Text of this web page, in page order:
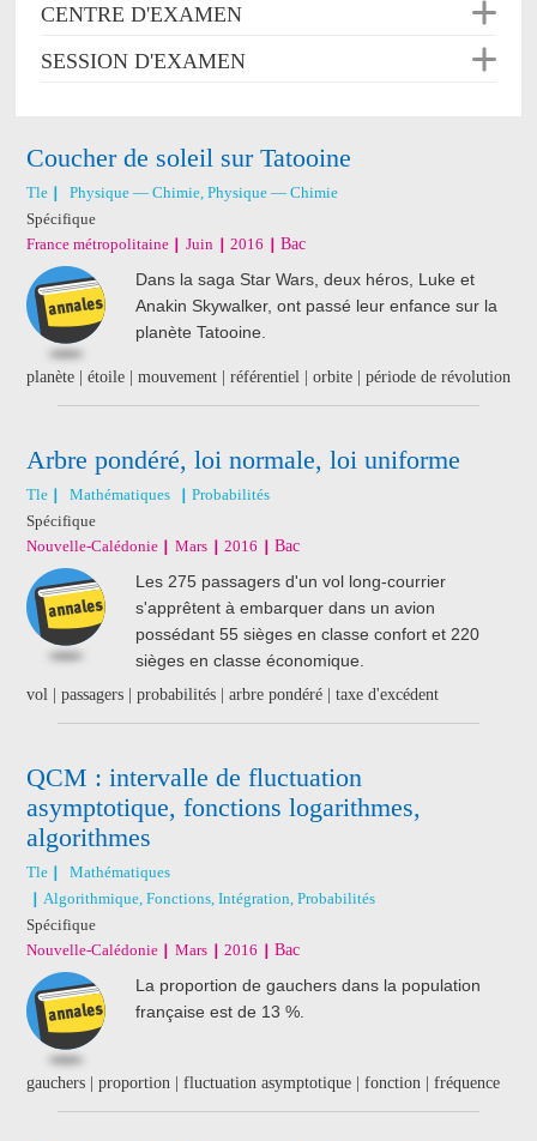
CENTRE D'EXAMEN
SESSION D'EXAMEN
Coucher de soleil sur Tatooine
Tle
Physique — Chimie, Physique — Chimie
Spécifique
France métropolitaine
Juin 2016 Bac
Dans la saga Star Wars, deux héros, Luke et
Anakin Skywalker, ont passé leur enfance sur la
planète Tatooine.
planète | étoile | mouvement | référentiel | orbite | période de révolution
Arbre pondéré, loi normale, loi uniforme
Tle Mathématiques
Probabilités
Spécifique
Nouvelle-Calédonie
Mars 2016 Bac
Les 275 passagers d'un vol long-courrier
s'apprêtent à embarquer dans un avion
possédant 55 sièges en classe confort et 220
sièges en classe économique.
vol | passagers | probabilités | arbre pondéré | taxe d'excédent
QCM : intervalle de fluctuation
asymptotique, fonctions logarithmes,
algorithmes
Tle
Mathématiques
Algorithmique, Fonctions, Intégration, Probabilités
Spécifique
Nouvelle-Calédonie
Mars 2016 Bac
La proportion de gauchers dans la population
française est de 13 %.
gauchers | proportion | fluctuation asymptotique | fonction | fréquence